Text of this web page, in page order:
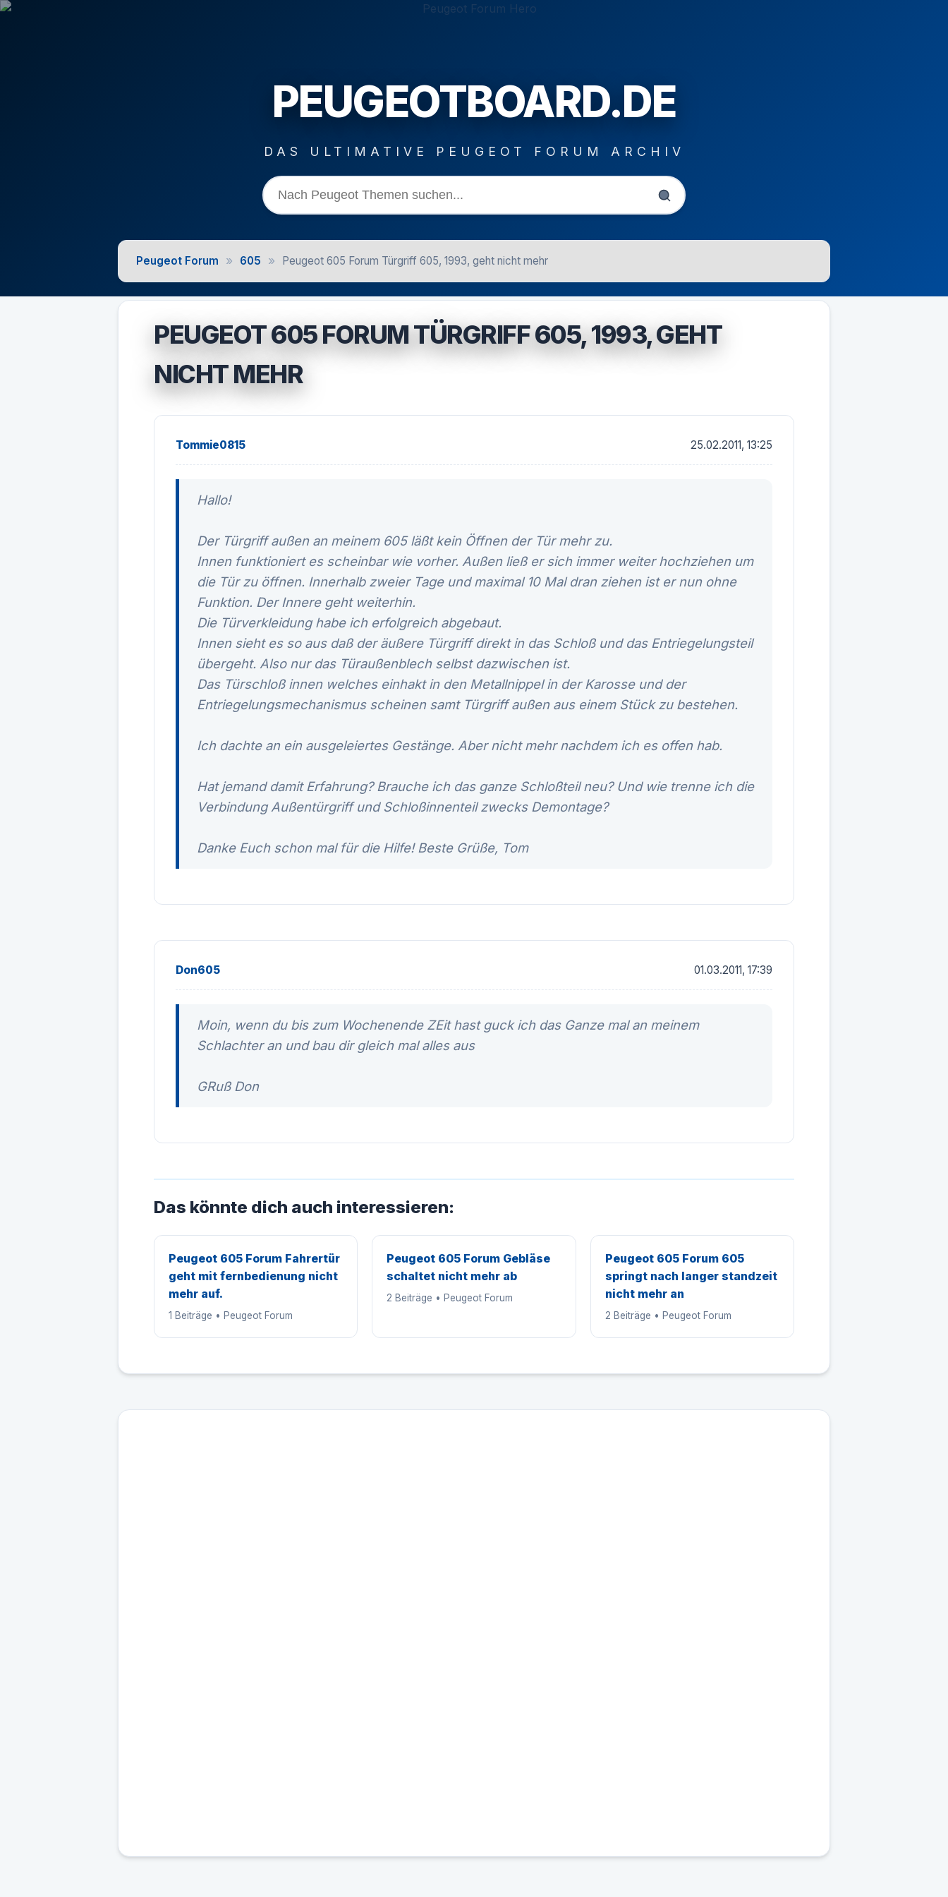
PEUGEOTBOARD.DE
DAS ULTIMATIVE PEUGEOT FORUM ARCHIV
Peugeot Forum » 605 » Peugeot 605 Forum Türgriff 605, 1993, geht nicht mehr
PEUGEOT 605 FORUM TÜRGRIFF 605, 1993, GEHT
NICHT MEHR
Tommie0815 25.02.2011, 13:25
Hallo!
Der Türgriff außen an meinem 605 läßt kein Öffnen der Tür mehr zu.
Innen funktioniert es scheinbar wie vorher. Außen ließ er sich immer weiter hochziehen um
die Tür zu öffnen. Innerhalb zweier Tage und maximal 10 Mal dran ziehen ist er nun ohne
Funktion. Der Innere geht weiterhin.
Die Türverkleidung habe ich erfolgreich abgebaut.
Innen sieht es so aus daß der äußere Türgriff direkt in das Schloß und das Entriegelungsteil
übergeht. Also nur das Türaußenblech selbst dazwischen ist.
Das Türschloß innen welches einhakt in den Metallnippel in der Karosse und der
Entriegelungsmechanismus scheinen samt Türgriff außen aus einem Stück zu bestehen.
Ich dachte an ein ausgeleiertes Gestänge. Aber nicht mehr nachdem ich es offen hab.
Hat jemand damit Erfahrung? Brauche ich das ganze Schloßteil neu? Und wie trenne ich die
Verbindung Außentürgriff und Schloßinnenteil zwecks Demontage?
Danke Euch schon mal für die Hilfe! Beste Grüße, Tom
Don605 01.03.2011, 17:39
Moin, wenn du bis zum Wochenende ZEit hast guck ich das Ganze mal an meinem
Schlachter an und bau dir gleich mal alles aus
GRuß Don
Das könnte dich auch interessieren:
Peugeot 605 Forum Fahrertür
geht mit fernbedienung nicht
mehr auf.
1 Beiträge • Peugeot Forum
Peugeot 605 Forum Gebläse
schaltet nicht mehr ab
2 Beiträge • Peugeot Forum
Peugeot 605 Forum 605
springt nach langer standzeit
nicht mehr an
2 Beiträge • Peugeot Forum